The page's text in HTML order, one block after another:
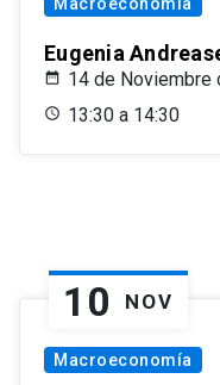
Eugenia
14 de Noviembre
13:30 a 14:30
10 NOV
Macroeconomía